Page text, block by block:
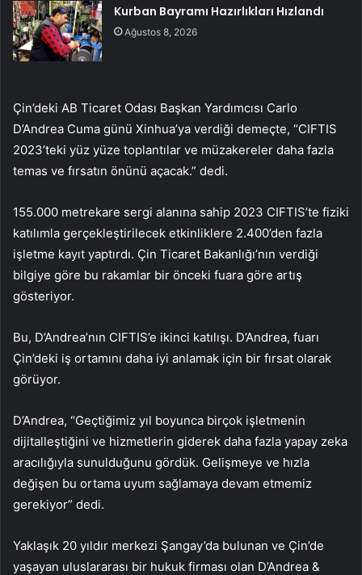
Kurban Bayramı Hazırlıkları Hızlandı
Ağustos 8, 2026
Çin’deki AB Ticaret Odası Başkan Yardımcısı Carlo
D’Andrea Cuma günü Xinhua’ya verdiği demeçte, “CIFTIS
2023’teki yüz yüze toplantılar ve müzakereler daha fazla
temas ve fırsatın önünü açacak.” dedi.
155.000 metrekare sergi alanına sahip 2023 CIFTIS’te fiziki
katılımla gerçekleştirilecek etkinliklere 2.400’den fazla
işletme kayıt yaptırdı. Çin Ticaret Bakanlığı’nın verdiği
bilgiye göre bu rakamlar bir önceki fuara göre artış
gösteriyor.
Bu, D’Andrea’nın CIFTIS’e ikinci katılışı. D’Andrea, fuarı
Çin’deki iş ortamını daha iyi anlamak için bir fırsat olarak
görüyor.
D’Andrea, “Geçtiğimiz yıl boyunca birçok işletmenin
dijitalleştiğini ve hizmetlerin giderek daha fazla yapay zeka
aracılığıyla sunulduğunu gördük. Gelişmeye ve hızla
değişen bu ortama uyum sağlamaya devam etmemiz
gerekiyor” dedi.
Yaklaşık 20 yıldır merkezi Şangay’da bulunan ve Çin’de
yaşayan uluslararası bir hukuk firması olan D’Andrea &